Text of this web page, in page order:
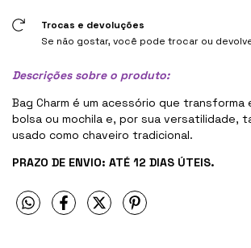
Trocas e devoluções
Se não gostar, você pode trocar ou
Descrições sobre o produto:
Bag Charm é um acessório que transforma
bolsa ou mochila e, por sua versatilidade,
usado como chaveiro tradicional.
PRAZO DE ENVIO: ATÉ 12 DIAS ÚTEIS.